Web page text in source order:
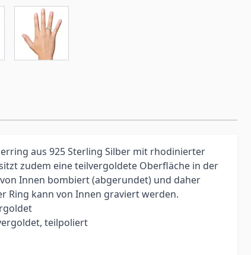
aus 925 Sterling Silber mit rhodinierter
zudem eine teilvergoldete Oberfläche in der
von Innen bombiert (abgerundet) und daher
Ring kann von Innen graviert werden.
teilpoliert